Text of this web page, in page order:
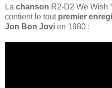
La chanson R2-D2 We Wish
contient le tout premier
Jon Bon Jovi en 1980 :